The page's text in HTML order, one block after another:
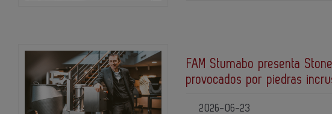
FAM Stumabo presenta
provocados por piedras
2026-06-23